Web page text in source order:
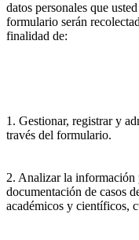
datos personales que
formulario serán
finalidad de:
1. Gestionar, registrar y
través del formulario.
2. Analizar la información
documentación de casos
académicos y científicos,